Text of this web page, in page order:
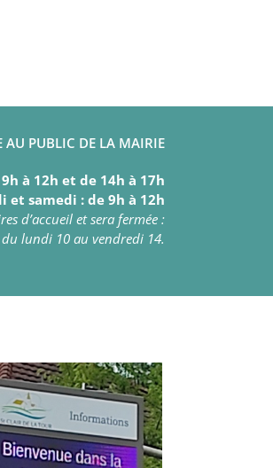
AU PUBLIC DE LA MAIRIE
à 12h et de 14h à 17h
et samedi : de 9h à 12h
d’accueil et sera fermée :
du lundi 10 au vendredi 14.